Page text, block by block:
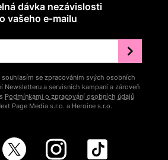
dávka nezávislosti
vašeho e‑mailu
se zpracováním svých osobních
Newsletteru a servisních kampaní a zároveň
Podmínkami o zpracování osobních údajů
Page Media s.r.o. a Heroine s.r.o.